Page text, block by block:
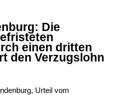
Die
einen dritten
den Verzugslohn
Urteil vom